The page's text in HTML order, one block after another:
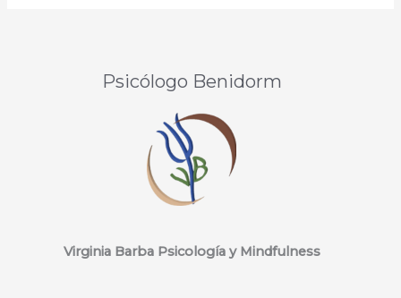
Psicólogo Benidorm
Virginia Barba Psicología y Mindfulness